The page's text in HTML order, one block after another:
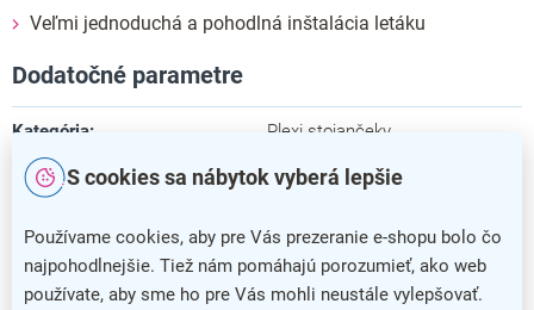
S cookies sa nábytok vyberá lepšie
Používame cookies, aby pre Vás prezeranie e-shopu bolo čo
najpohodlnejšie. Tiež nám pomáhajú porozumieť, ako web
používate, aby sme ho pre Vás mohli neustále vylepšovať.
Veľmi jednoduchá a pohodlná inštalácia letáku
Dodatočné parametre
Kategória: Plexi stojančeky
Farba číra
Záruka: 5 rokov
Dĺžka 6,5 cm